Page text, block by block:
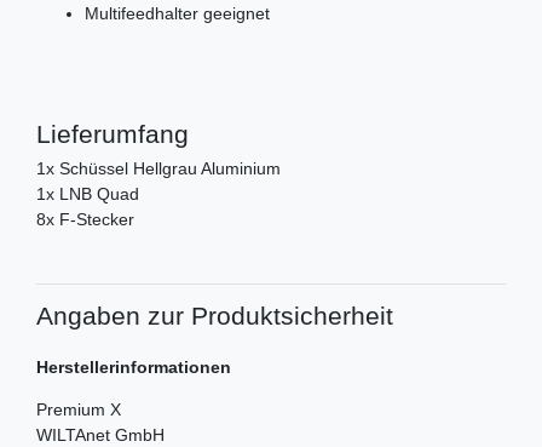
Multifeedhalter geeignet
Lieferumfang
1x Schüssel Hellgrau Aluminium
1x LNB Quad
8x F-Stecker
Angaben zur Produktsicherheit
Herstellerinformationen
Premium X
WILTAnet GmbH